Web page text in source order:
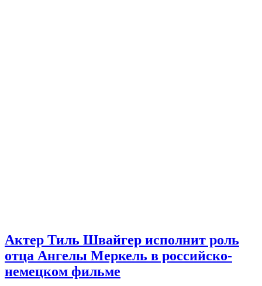
Актер Тиль Швайгер исполнит роль
отца Ангелы Меркель в российско-
немецком фильме